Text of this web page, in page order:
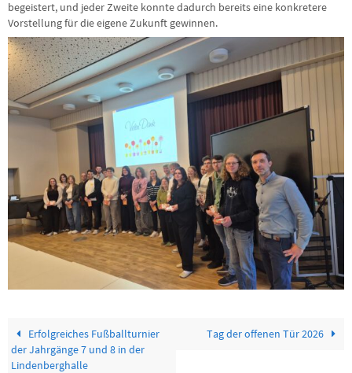
begeistert, und jeder Zweite konnte dadurch bereits eine konkretere
Vorstellung für die eigene Zukunft gewinnen.
Erfolgreiches Fußballturnier
der Jahrgänge 7 und 8 in der
Lindenberghalle
Tag der offenen Tür 2026